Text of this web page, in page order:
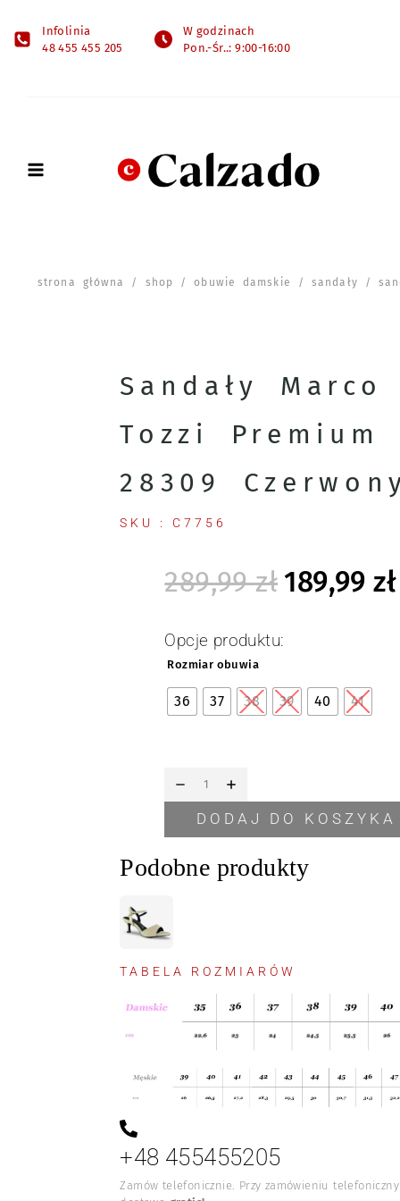
Infolinia
48 455 455 205
W godzinach
Pon.-Śr..: 9:00-16:00
strona główna / shop /obuwie damskie /sandały /
Sandały Marco
Tozzi Premium
28309
SKU : C7756
289,99zł 189,99zł
Opcje produktu:
Rozmiar obuwia
36 37 38 39 40 41
DODAJ DO KOSZYKA
Podobne produkty
TABELA ROZMIARÓW
+48 455455205
Zamów telefonicznie. Przy zamówieniu